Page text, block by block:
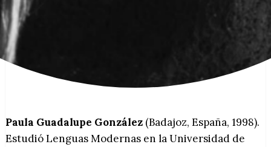
Paula Guadalupe González (Badajoz, España, 1998).
Estudió Lenguas Modernas en la Universidad de